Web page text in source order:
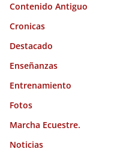
Contenido Antiguo
Cronicas
Destacado
Enseñanzas
Entrenamiento
Fotos
Marcha Ecuestre.
Noticias